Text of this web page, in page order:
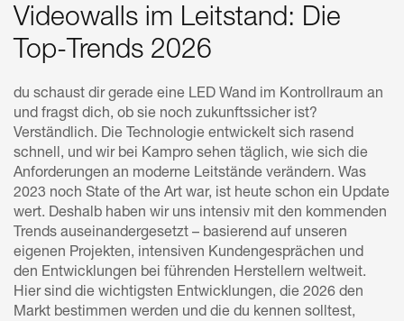
Videowalls im Leitstand: Die
Top-Trends 2026
du schaust dir gerade eine LED Wand im Kontrollraum an
und fragst dich, ob sie noch zukunftssicher ist?
Verständlich. Die Technologie entwickelt sich rasend
schnell, und wir bei Kampro sehen täglich, wie sich die
Anforderungen an moderne Leitstände verändern. Was
2023 noch State of the Art war, ist heute schon ein Update
wert. Deshalb haben wir uns intensiv mit den kommenden
Trends auseinandergesetzt – basierend auf unseren
eigenen Projekten, intensiven Kundengesprächen und
den Entwicklungen bei führenden Herstellern weltweit.
Hier sind die wichtigsten Entwicklungen, die 2026 den
Markt bestimmen werden und die du kennen solltest,